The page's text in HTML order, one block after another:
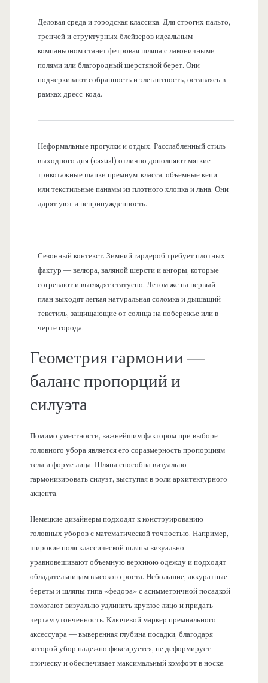
Деловая среда и городская классика. Для строгих пальто,
тренчей и структурных блейзеров идеальным
компаньоном станет фетровая шляпа с лаконичными
полями или благородный шерстяной берет. Они
подчеркивают собранность и элегантность, оставаясь в
рамках дресс-кода.
Неформальные прогулки и отдых. Расслабленный стиль
выходного дня (casual) отлично дополняют мягкие
трикотажные шапки премиум-класса, объемные кепи
или текстильные панамы из плотного хлопка и льна. Они
дарят уют и непринужденность.
Сезонный контекст. Зимний гардероб требует плотных
фактур — велюра, валяной шерсти и ангоры, которые
согревают и выглядят статусно. Летом же на первый
план выходят легкая натуральная соломка и дышащий
текстиль, защищающие от солнца на побережье или в
черте города.
Геометрия гармонии —
баланс пропорций и
силуэта
Помимо уместности, важнейшим фактором при выборе
головного убора является его соразмерность пропорциям
тела и форме лица. Шляпа способна визуально
гармонизировать силуэт, выступая в роли архитектурного
акцента.
Немецкие дизайнеры подходят к конструированию
головных уборов с математической точностью. Например,
широкие поля классической шляпы визуально
уравновешивают объемную верхнюю одежду и подходят
обладательницам высокого роста. Небольшие, аккуратные
береты и шляпы типа «федора» с асимметричной посадкой
помогают визуально удлинить круглое лицо и придать
чертам утонченность. Ключевой маркер премиального
аксессуара — выверенная глубина посадки, благодаря
которой убор надежно фиксируется, не деформирует
прическу и обеспечивает максимальный комфорт в носке.